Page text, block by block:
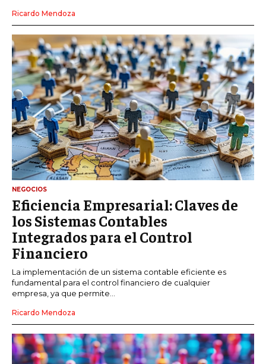
Ricardo Mendoza
NEGOCIOS
Eficiencia Empresarial: Claves de
los Sistemas Contables
Integrados para el Control
Financiero
La implementación de un sistema contable eficiente es
fundamental para el control financiero de cualquier
empresa, ya que permite...
Ricardo Mendoza